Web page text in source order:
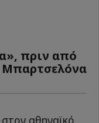
πριν από
Μπαρτσελόνα